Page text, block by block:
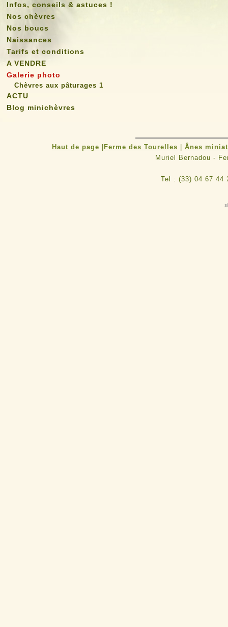
Infos, conseils & astuces !
Nos chèvres
Nos boucs
Naissances
Tarifs et conditions
A VENDRE
Galerie photo
Chèvres aux pâturages 1
ACTU
Blog minichèvres
Haut de page Ferme des Tourelles
Ânes
Muriel Bernadou -
Tel : (33) 04 67 44